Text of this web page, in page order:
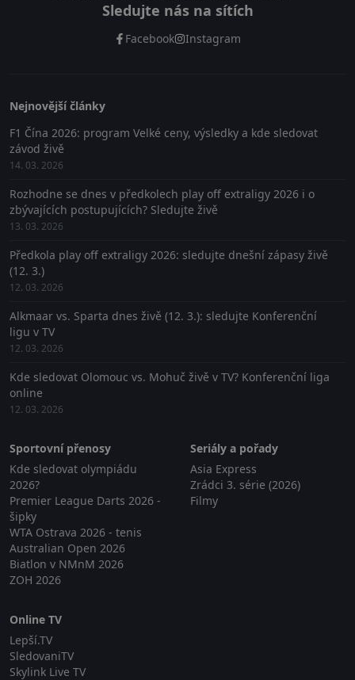
Sledujte nás na sítích
Facebook Instagram
Nejnovější články
F1 Čína 2026: program Velké ceny, výsledky a kde sledovat
závod živě
14. 03. 2026
Rozhodne se dnes v předkolech play off extraligy 2026 i o
zbývajících postupujících? Sledujte živě
13. 03. 2026
Předkola play off extraligy 2026: sledujte dnešní zápasy živě
(12. 3.)
12. 03. 2026
Alkmaar vs. Sparta dnes živě (12. 3.): sledujte Konferenční
ligu v TV
12. 03. 2026
Kde sledovat Olomouc vs. Mohuč živě v TV? Konferenční liga
online
12. 03. 2026
Sportovní přenosy
Kde sledovat olympiádu
2026?
Premier League Darts 2026 -
šipky
WTA Ostrava 2026 - tenis
Australian Open 2026
Biatlon v NMnM 2026
ZOH 2026
Seriály a pořady
Asia Express
Zrádci 3. série (2026)
Filmy
Online TV
Lepší.TV
SledovaniTV
Skylink Live TV